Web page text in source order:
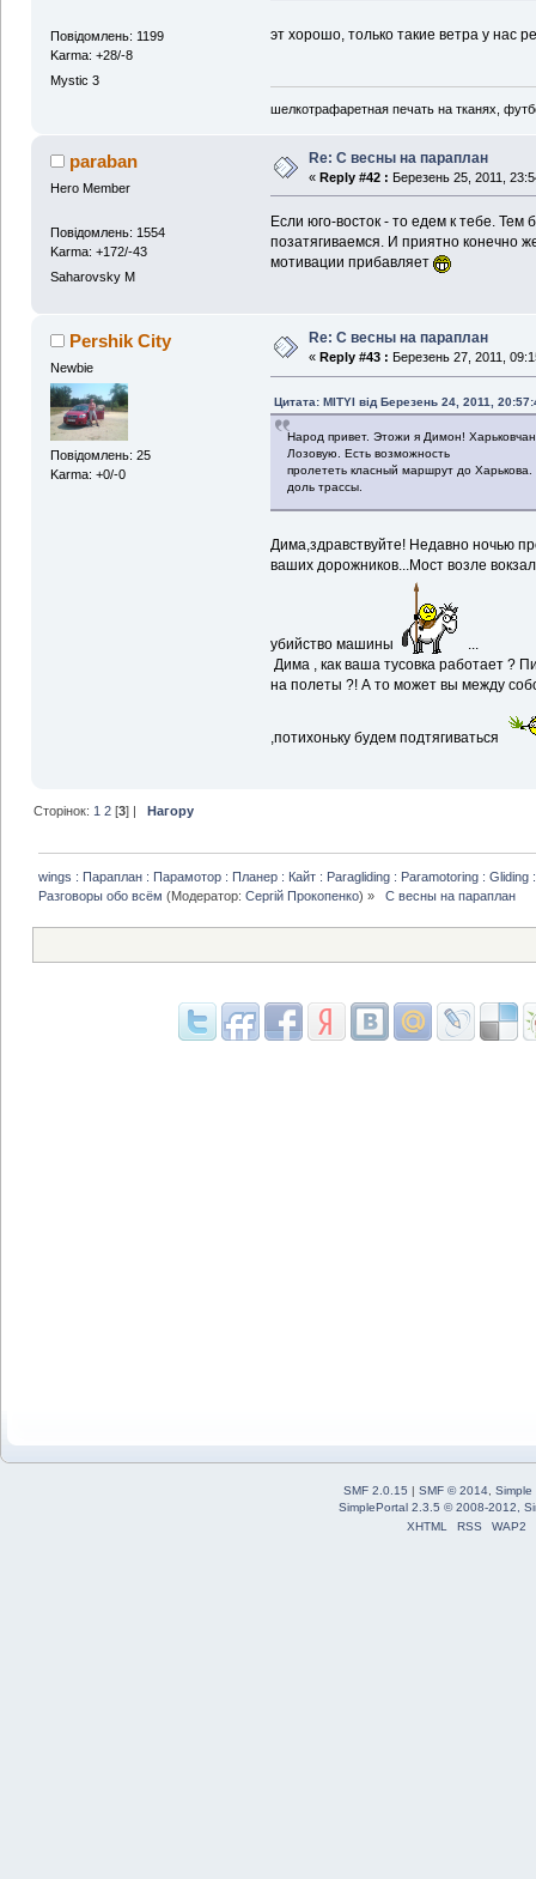
Повідомлень: 1199
Karma: +28/-8
Mystic 3
эт хорошо, только такие ветра у нас
шелкотрафаретная печать на тканях,
paraban
Hero Member
Повідомлень: 1554
Karma: +172/-43
Saharovsky M
Re: С весны на параплан
« Reply #42 : Березень 25, 2011,
Если юго-восток - то едем к тебе. Тем
позатягиваемся. И приятно конечно
мотивации прибавляет
Pershik City
Newbie
Повідомлень: 25
Karma: +0/-0
Re: С весны на параплан
« Reply #43 : Березень 27, 2011,
Цитата: MITYI від Березень 24, 2011,
Народ привет. Этожи я Димон!
Лозовую. Есть возможность
пролететь класный маршрут до
доль трассы.
Дима,здравствуйте! Недавно ночью
ваших дорожников...Мост возле
убийство машины
...
Дима , как ваша тусовка работает ?
на полеты ?! А то может вы между
,потихоньку будем подтягиваться
Сторінок: 1 2 [3] | Нагору
wings : Параплан : Парамотор : Планер : Кайт : Paragliding : Paramotoring : Gliding
Разговоры обо всём (Модератор:Сергій Прокопенко) » С весны на параплан
SMF 2.0.15 | SMF © 2014 Simple
SimplePortal 2.3.5 © 2008-2012,
XHTML
RSS WAP2